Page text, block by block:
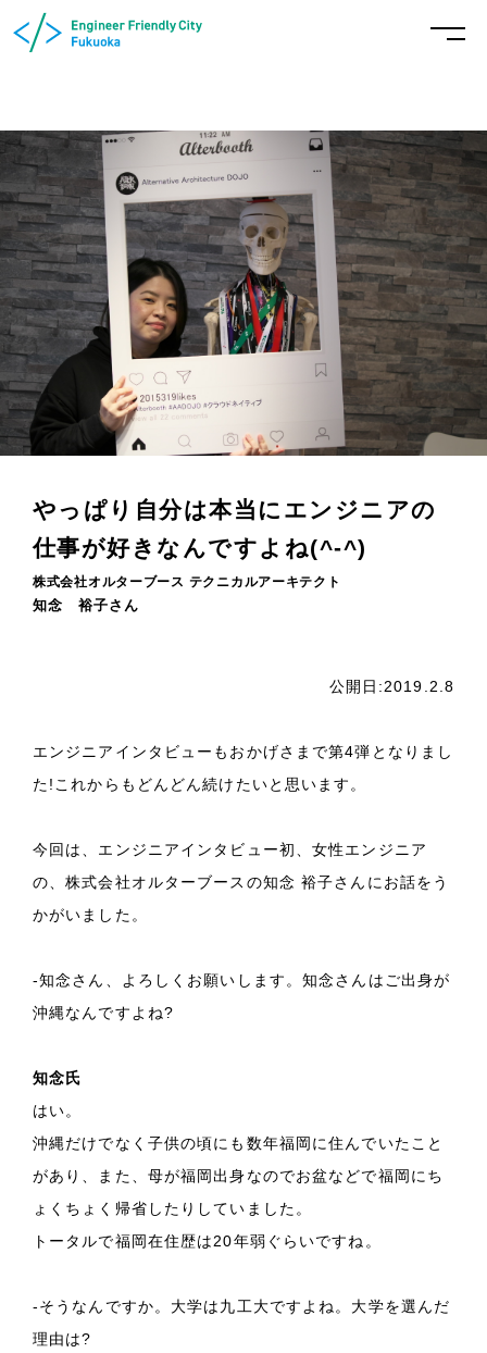
やっぱり自分は本当にエンジニアの
仕事が好きなんですよね(^-^)
株式会社オルターブース テクニカルアーキテクト
知念 裕子さん
公開日:2019.2.8
エンジニアインタビューもおかげさまで第4弾となりまし
た!これからもどんどん続けたいと思います。
今回は、エンジニアインタビュー初、女性エンジニア
の、株式会社オルターブースの知念 裕子さんにお話をう
かがいました。
-知念さん、よろしくお願いします。知念さんはご出身が
沖縄なんですよね?
知念氏
はい。
沖縄だけでなく子供の頃にも数年福岡に住んでいたこと
があり、また、母が福岡出身なのでお盆などで福岡にち
ょくちょく帰省したりしていました。
トータルで福岡在住歴は20年弱ぐらいですね。
-そうなんですか。大学は九工大ですよね。大学を選んだ
理由は?